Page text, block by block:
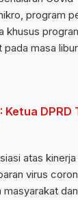
program
khusus
masa
Ketua
atas
virus